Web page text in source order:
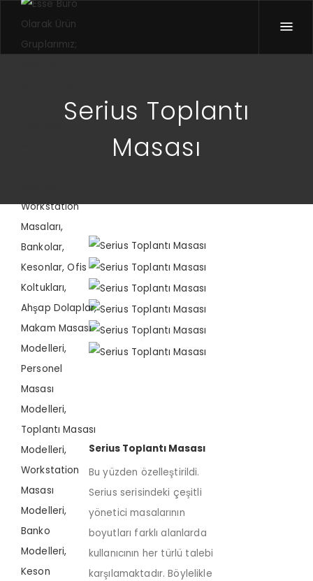
Serius Toplantı
Masası
Serius Toplantı Masası
Bu yüzden özelleştirildi.
Serius serisindeki çeşitli
yönetici masalarının
boyutları farklı alanlarda
kullanıcının her türlü talebi
karşılamaktadır. Böylelikle